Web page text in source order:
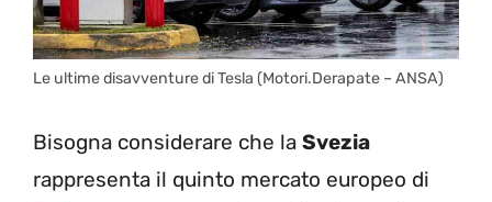
Le ultime disavventure di Tesla (Motori.Derapate – ANSA)
Bisogna considerare che la Svezia
rappresenta il quinto mercato europeo di